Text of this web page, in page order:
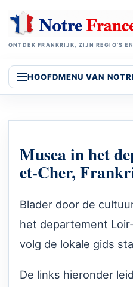
ONTDEK FRANKRIJK, ZIJN REGIO’S
HOOFDMENU VAN
Musea in het
et-Cher,
Blader door de
het departement
volg de lokale gids
De links hieronder